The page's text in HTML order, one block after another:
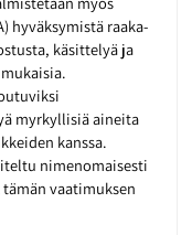
hyväksymistä raaka-
käsittelyä ja
myrkyllisiä aineita
kanssa.
nimenomaisesti
vaatimuksen